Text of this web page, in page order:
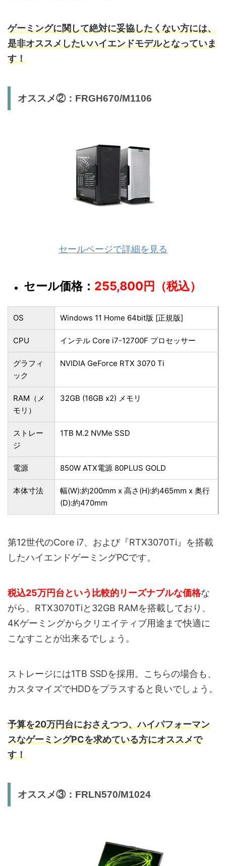
ゲーミングに関して絶対に妥協したくない方には、
是非オススメしたいハイエンドモデルとなっていま
す！
オススメ②：FRGH670/M1106
セールページで詳細を見る
セール価格： 255,800円（税込）
OS Windows 11 Home 64bit版 [正規版]
CPU インテル Core i7-12700F プロセッサー
グラフィ
ック
NVIDIA GeForce RTX 3070 Ti
RAM（メ
モリ）
32GB (16GB x2) メモリ
ストレー
ジ
1TB M.2 NVMe SSD
電源 850W ATX電源 80PLUS GOLD
本体寸法
幅(W):約200mm x 高さ(H):約465mm x 奥行
(D):約470mm
第12世代のCore i7、および『RTX3070Ti』を搭載
したハイエンドゲーミングPCです。
税込25万円台という比較的リーズナブルな価格な
がら、RTX3070Tiと32GB RAMを搭載しており、
4Kゲーミングからクリエイティブ用途まで快適に
こなすことが出来るでしょう。
ストレージには1TB SSDを採用。こちらの場合も、
カスタマイズでHDDをプラスすると良いでしょう。
予算を20万円台におさえつつ、ハイパフォーマン
スなゲーミングPCを求めている方にオススメで
す！
オススメ③：FRLN570/M1024